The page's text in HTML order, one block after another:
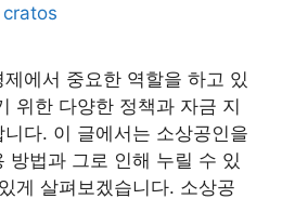
cratos
에서 중요한 역할을 하고 있
위한 다양한 정책과 자금 지
다. 이 글에서는 소상공인을
방법과 그로 인해 누릴 수 있
게 살펴보겠습니다. 소상공